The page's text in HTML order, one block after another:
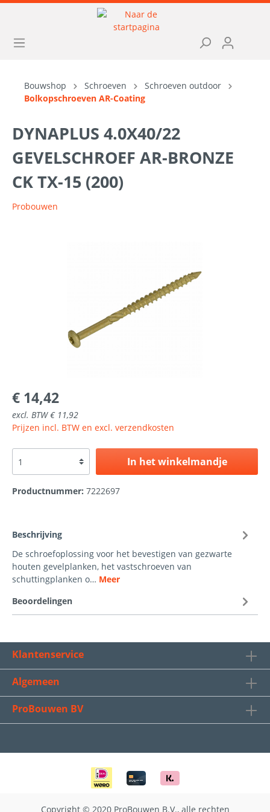
Bouwshop Schroeven
Schroeven outdoor
Bolkopschroeven AR-Coating
DYNAPLUS 4.0X40/22
GEVELSCHROEF AR-BRONZE
CK TX-15 (200)
Probouwen
€ 14,42
excl. BTW € 11,92
Prijzen incl. BTW en excl. verzendkosten
In het winkelmandje
Productnummer: 7222697
Beschrijving
De schroefoplossing voor het bevestigen van gezwarte
houten gevelplanken, het vastschroeven van
schuttingplanken o… Meer
Beoordelingen
Klantenservice
Algemeen
ProBouwen BV
Copyright © 2020 ProBouwen B.V., alle rechten